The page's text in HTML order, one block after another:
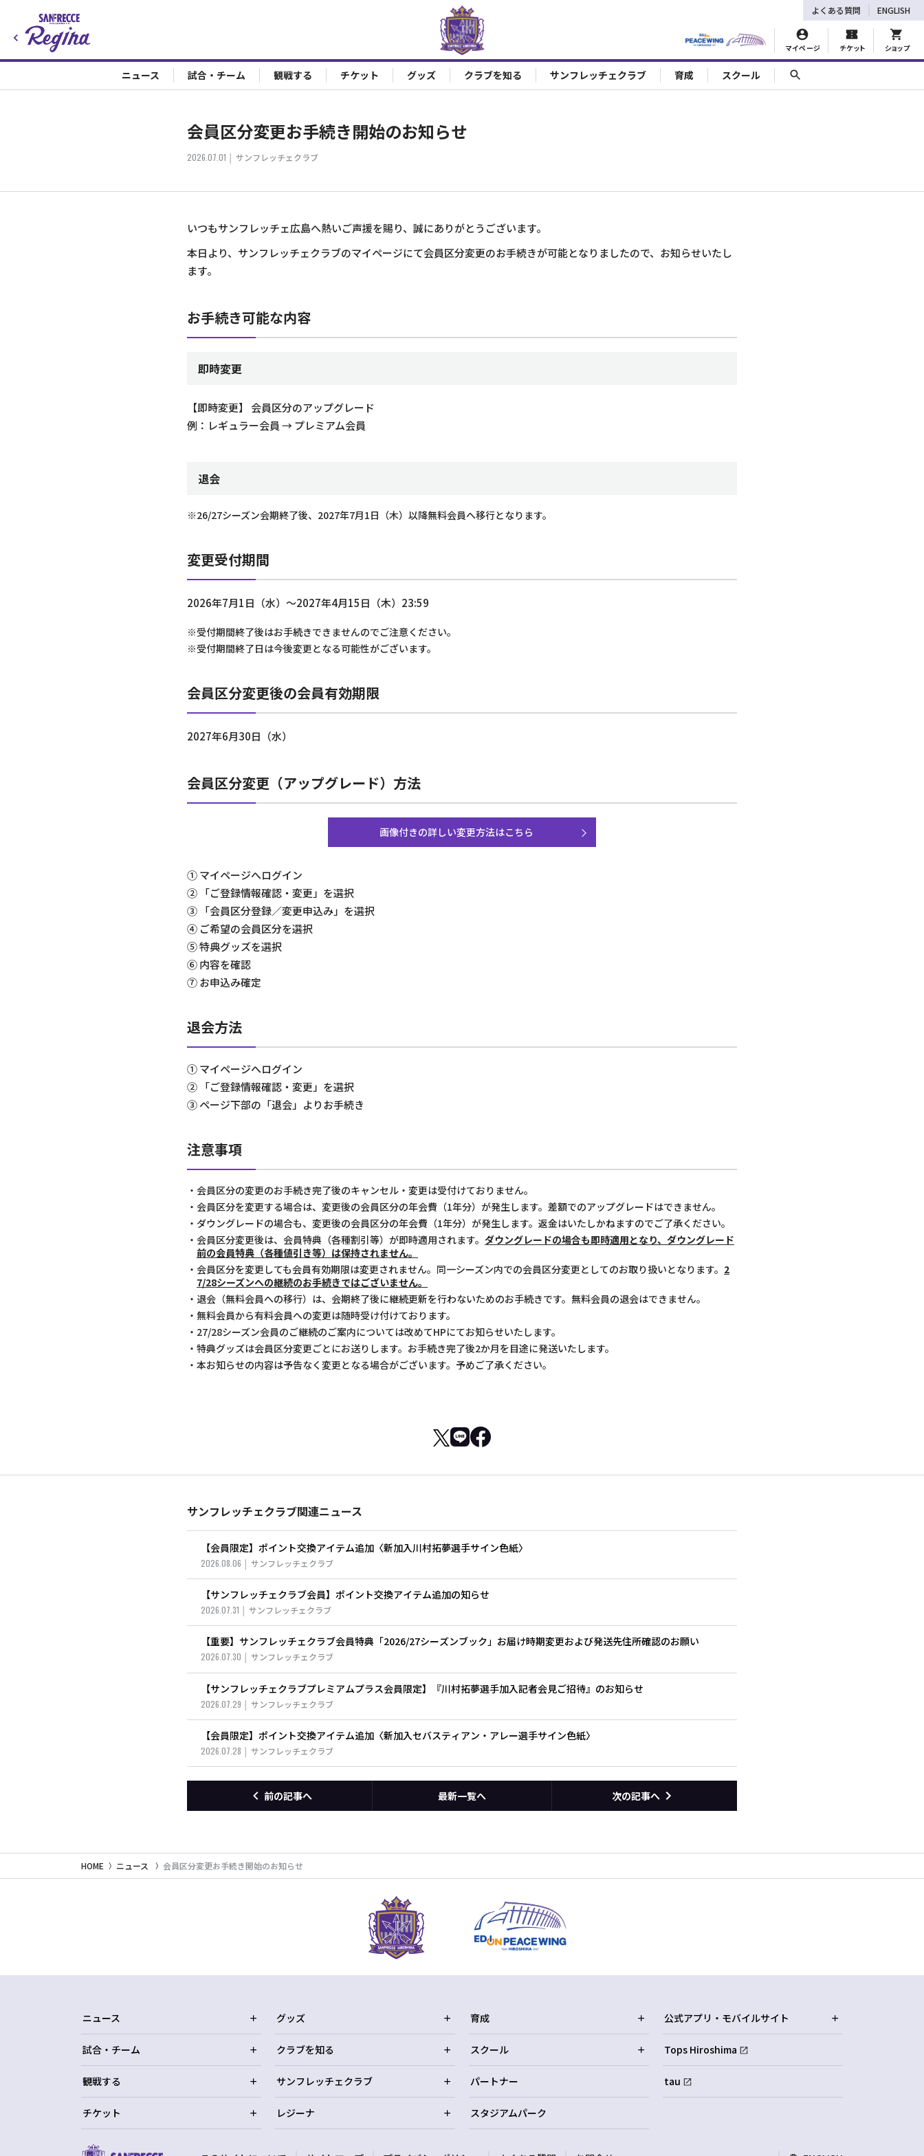
マイページ チケット ショップ
よくある質問 ENGLISH
ニュース 試合・チーム 観戦する チケット グッズ クラブを知る サンフレッチェクラブ 育成 スクール
会員区分変更お手続き開始のお知らせ
2026.07.01 サンフレッチェクラブ
いつもサンフレッチェ広島へ熱いご声援を賜り、誠にありがとうございます。
本日より、サンフレッチェクラブのマイページにて会員区分変更のお手続きが可能となりましたので、お知らせいたし
ます。
お手続き可能な内容
即時変更
【即時変更】 会員区分のアップグレード
例：レギュラー会員 → プレミアム会員
退会
※26/27シーズン会期終了後、2027年7月1日（木）以降無料会員へ移行となります。
変更受付期間
2026年7月1日（水）～2027年4月15日（木）23:59
※受付期間終了後はお手続きできませんのでご注意ください。
※受付期間終了日は今後変更となる可能性がございます。
会員区分変更後の会員有効期限
2027年6月30日（水）
会員区分変更（アップグレード）方法
画像付きの詳しい変更方法はこちら
① マイページへログイン
② 「ご登録情報確認・変更」を選択
③ 「会員区分登録／変更申込み」を選択
④ ご希望の会員区分を選択
⑤ 特典グッズを選択
⑥ 内容を確認
⑦ お申込み確定
退会方法
① マイページへログイン
② 「ご登録情報確認・変更」を選択
③ ページ下部の「退会」よりお手続き
注意事項
・会員区分の変更のお手続き完了後のキャンセル・変更は受付けておりません。
・会員区分を変更する場合は、変更後の会員区分の年会費（1年分）が発生します。差額でのアップグレードはできません。
・ダウングレードの場合も、変更後の会員区分の年会費（1年分）が発生します。返金はいたしかねますのでご了承ください。
・会員区分変更後は、会員特典（各種割引等）が即時適用されます。 ダウングレードの場合も即時適用となり、ダウングレード
前の会員特典（各種値引き等）は保持されません。
・会員区分を変更しても会員有効期限は変更されません。同一シーズン内での会員区分変更としてのお取り扱いとなります。 2
7/28シーズンへの継続のお手続きではございません。
・退会（無料会員への移行）は、会期終了後に継続更新を行わないためのお手続きです。無料会員の退会はできません。
・無料会員から有料会員への変更は随時受け付けております。
・27/28シーズン会員のご継続のご案内については改めてHPにてお知らせいたします。
・特典グッズは会員区分変更ごとにお送りします。お手続き完了後2か月を目途に発送いたします。
・本お知らせの内容は予告なく変更となる場合がございます。予めご了承ください。
サンフレッチェクラブ関連ニュース
【会員限定】ポイント交換アイテム追加〈新加入川村拓夢選手サイン色紙〉
2026.08.06 サンフレッチェクラブ
【サンフレッチェクラブ会員】ポイント交換アイテム追加の知らせ
2026.07.31 サンフレッチェクラブ
【重要】サンフレッチェクラブ会員特典「2026/27シーズンブック」お届け時期変更および発送先住所確認のお願い
2026.07.30 サンフレッチェクラブ
【サンフレッチェクラブプレミアムプラス会員限定】『川村拓夢選手加入記者会見ご招待』のお知らせ
2026.07.29 サンフレッチェクラブ
【会員限定】ポイント交換アイテム追加〈新加入セバスティアン・アレー選手サイン色紙〉
2026.07.28 サンフレッチェクラブ
前の記事へ 最新一覧へ 次の記事へ
HOME ニュース 会員区分変更お手続き開始のお知らせ
ニュース
試合・チーム
観戦する
チケット
グッズ
クラブを知る
サンフレッチェクラブ
レジーナ
育成
スクール
パートナー
スタジアムパーク
公式アプリ・モバイルサイト
Tops Hiroshima
tau